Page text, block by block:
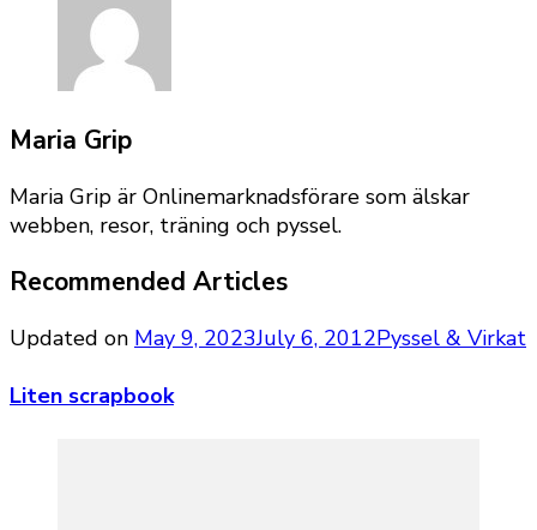
Maria Grip
Maria Grip är Onlinemarknadsförare som älskar
webben, resor, träning och pyssel.
Recommended Articles
Updated on May 9, 2023July 6, 2012Pyssel & Virkat
Liten scrapbook